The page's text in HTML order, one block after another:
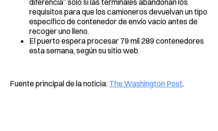
requisitos para que los camioneros devuelvan un tipo
específico de contenedor de envío vacío antes de
recoger uno lleno.
El puerto espera procesar 79 mil 289 contenedores
esta semana, según su sitio web.
Fuente principal de la noticia: The Washington Post.